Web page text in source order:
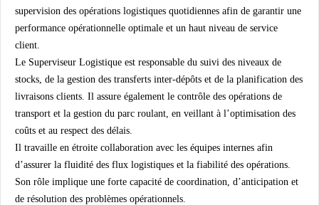
supervision des opérations logistiques quotidiennes afin de garantir une
performance opérationnelle optimale et un haut niveau de service
client.
Le Superviseur Logistique est responsable du suivi des niveaux de
stocks, de la gestion des transferts inter-dépôts et de la planification des
livraisons clients. Il assure également le contrôle des opérations de
transport et la gestion du parc roulant, en veillant à l’optimisation des
coûts et au respect des délais.
Il travaille en étroite collaboration avec les équipes internes afin
d’assurer la fluidité des flux logistiques et la fiabilité des opérations.
Son rôle implique une forte capacité de coordination, d’anticipation et
de résolution des problèmes opérationnels.